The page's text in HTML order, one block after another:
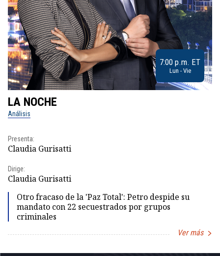
7:00 p.m. ET
Lun - Vie
LA NOCHE
Análisis
Presenta:
Claudia Gurisatti
Dirige:
Claudia Gurisatti
Otro fracaso de la 'Paz Total': Petro despide su
mandato con 22 secuestrados por grupos
criminales
Ver más
1